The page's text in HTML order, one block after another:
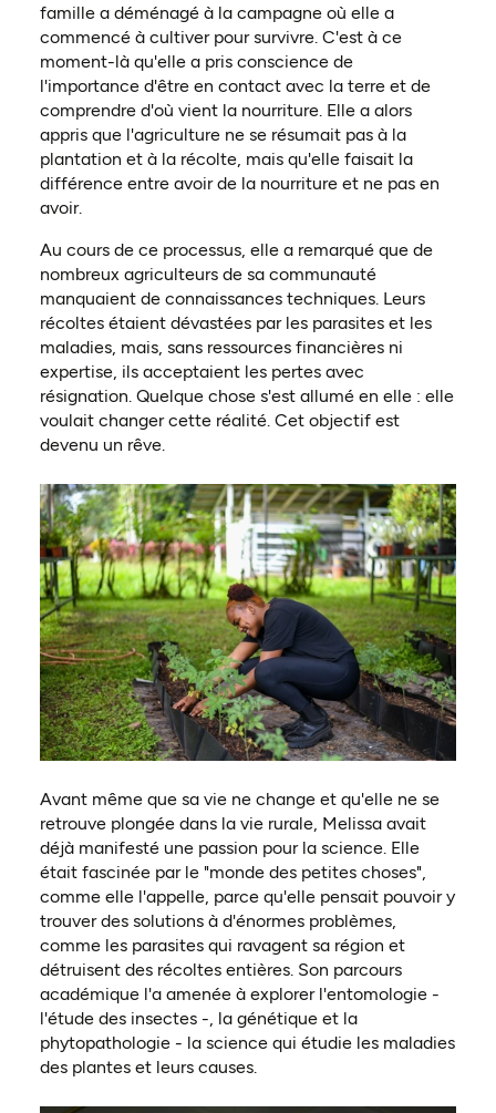
famille a déménagé à la campagne où elle a
commencé à cultiver pour survivre. C'est à ce
moment-là qu'elle a pris conscience de
l'importance d'être en contact avec la terre et de
comprendre d'où vient la nourriture. Elle a alors
appris que l'agriculture ne se résumait pas à la
plantation et à la récolte, mais qu'elle faisait la
différence entre avoir de la nourriture et ne pas en
avoir.
Au cours de ce processus, elle a remarqué que de
nombreux agriculteurs de sa communauté
manquaient de connaissances techniques. Leurs
récoltes étaient dévastées par les parasites et les
maladies, mais, sans ressources financières ni
expertise, ils acceptaient les pertes avec
résignation. Quelque chose s'est allumé en elle : elle
voulait changer cette réalité. Cet objectif est
devenu un rêve.
Avant même que sa vie ne change et qu'elle ne se
retrouve plongée dans la vie rurale, Melissa avait
déjà manifesté une passion pour la science. Elle
était fascinée par le "monde des petites choses",
comme elle l'appelle, parce qu'elle pensait pouvoir y
trouver des solutions à d'énormes problèmes,
comme les parasites qui ravagent sa région et
détruisent des récoltes entières. Son parcours
académique l'a amenée à explorer l'entomologie -
l'étude des insectes -, la génétique et la
phytopathologie - la science qui étudie les maladies
des plantes et leurs causes.